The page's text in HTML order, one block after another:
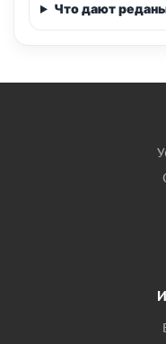
Что дают